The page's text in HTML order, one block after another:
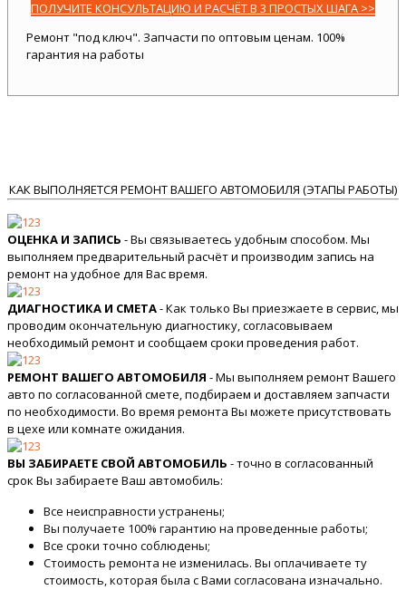
ПОЛУЧИТЕ КОНСУЛЬТАЦИЮ И РАСЧЁТ В 3 ПРОСТЫХ ШАГА >>
Ремонт "под ключ". Запчасти по оптовым ценам. 100%
гарантия на работы
КАК ВЫПОЛНЯЕТСЯ РЕМОНТ ВАШЕГО АВТОМОБИЛЯ (ЭТАПЫ РАБОТЫ)
ОЦЕНКА И ЗАПИСЬ - Вы связываетесь удобным способом. Мы
выполняем предварительный расчёт и производим запись на
ремонт на удобное для Вас время.
ДИАГНОСТИКА И СМЕТА- Как только Вы приезжаете в сервис, мы
проводим окончательную диагностику, согласовываем
необходимый ремонт и сообщаем сроки проведения работ.
РЕМОНТ ВАШЕГО АВТОМОБИЛЯ - Мы выполняем ремонт Вашего
авто по согласованной смете, подбираем и доставляем запчасти
по необходимости. Во время ремонта Вы можете присутствовать
в цехе или комнате ожидания.
ВЫ ЗАБИРАЕТЕ СВОЙ АВТОМОБИЛЬ - точно в согласованный
срок Вы забираете Ваш автомобиль:
Все неисправности устранены;
Вы получаете 100% гарантию на проведенные работы;
Все сроки точно соблюдены;
Стоимость ремонта не изменилась. Вы оплачиваете ту
стоимость, которая была с Вами согласована изначально.